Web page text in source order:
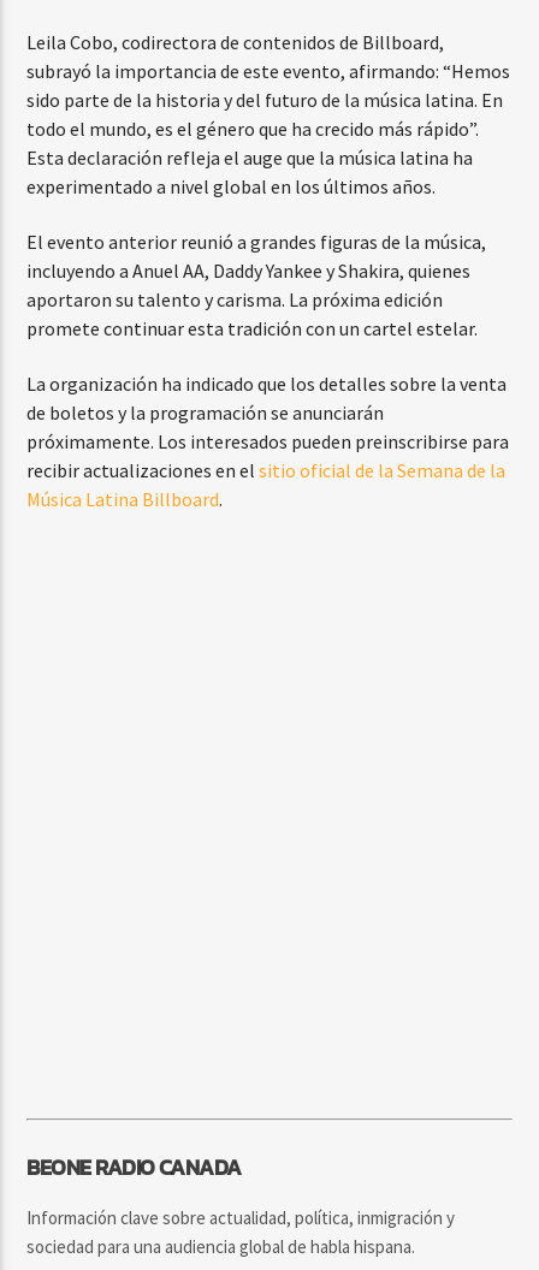
Leila Cobo, codirectora de contenidos de Billboard,
subrayó la importancia de este evento, afirmando: “Hemos
sido parte de la historia y del futuro de la música latina. En
todo el mundo, es el género que ha crecido más rápido”.
Esta declaración refleja el auge que la música latina ha
experimentado a nivel global en los últimos años.
El evento anterior reunió a grandes figuras de la música,
incluyendo a Anuel AA, Daddy Yankee y Shakira, quienes
aportaron su talento y carisma. La próxima edición
promete continuar esta tradición con un cartel estelar.
La organización ha indicado que los detalles sobre la venta
de boletos y la programación se anunciarán
próximamente. Los interesados pueden preinscribirse para
recibir actualizaciones en elsitio oficial de la Semana de la
Música Latina Billboard.
BEONE RADIO CANADA
Información clave sobre actualidad, política, inmigración y
sociedad para una audiencia global de habla hispana.